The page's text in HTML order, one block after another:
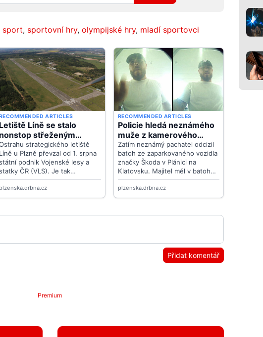
sport, sportovní hry, olympijské hry, mladí sportovci
Přidat komentář
Premium